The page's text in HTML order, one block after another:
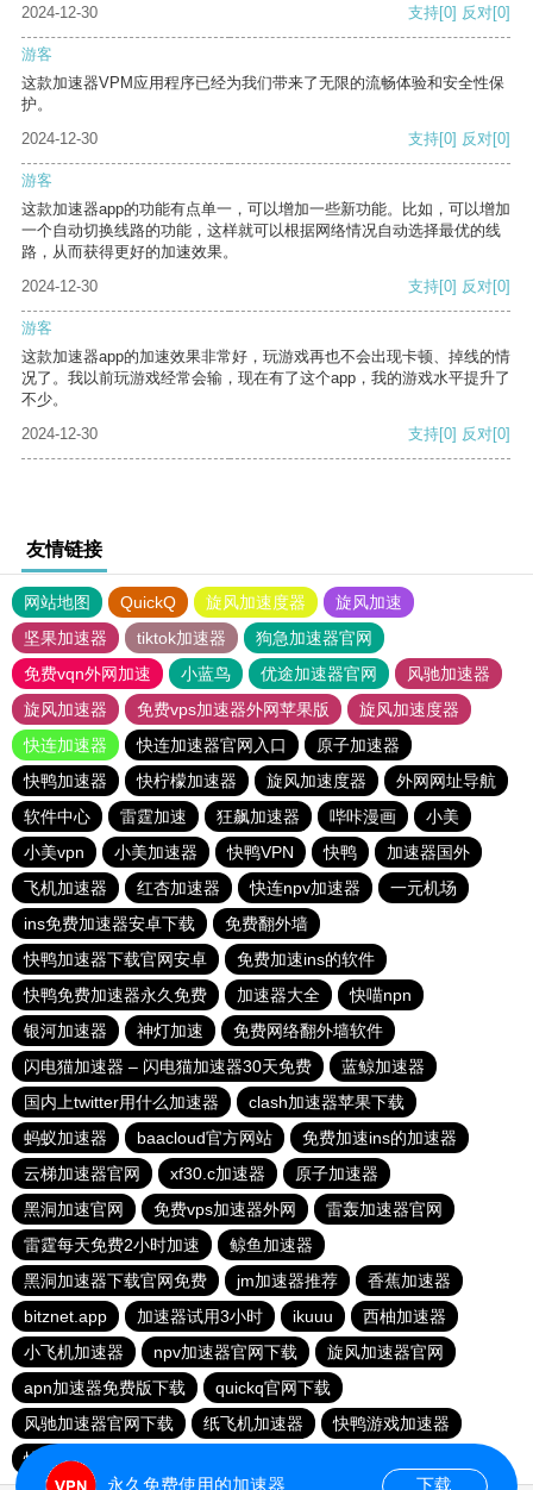
2024-12-30 支持[0] 反对[0]
游客
这款加速器VPM应用程序已经为我们带来了无限的流畅体验和安全性保
护。
2024-12-30
支持[0] 反对[0]
游客
这款加速器app的功能有点单一，可以增加一些新功能。比如，可以增加
一个自动切换线路的功能，这样就可以根据网络情况自动选择最优的线
路，从而获得更好的加速效果。
2024-12-30
支持[0] 反对[0]
游客
这款加速器app的加速效果非常好，玩游戏再也不会出现卡顿、掉线的情
况了。我以前玩游戏经常会输，现在有了这个app，我的游戏水平提升了
不少。
2024-12-30
支持[0] 反对[0]
友情链接
网站地图 QuickQ 旋风加速度器
旋风加速
坚果加速器
tiktok加速器
狗急加速器官网
免费vqn外网加速
小蓝鸟 优途加速器官网
风驰加速器
旋风加速器
免费vps加速器外网苹果版
旋风加速度器
快连加速器
快连加速器官网入口
原子加速器
快鸭加速器
快柠檬加速器 旋风加速度器
外网网址导航
软件中心
雷霆加速 狂飙加速器 哔咔漫画
小美
小美vpn
小美加速器 快鸭VPN 快鸭
加速器国外
飞机加速器
红杏加速器 快连npv加速器
一元机场
ins免费加速器安卓下载
免费翻外墙
快鸭加速器下载官网安卓
免费加速ins的软件
快鸭免费加速器永久免费
加速器大全
快喵npn
银河加速器
神灯加速
免费网络翻外墙软件
闪电猫加速器 – 闪电猫加速器30天免费
蓝鲸加速器
国内上twitter用什么加速器
clash加速器苹果下载
蚂蚁加速器
baacloud官方网站
免费加速ins的加速器
云梯加速器官网
xf30.c加速器
原子加速器
黑洞加速官网
免费vps加速器外网
雷轰加速器官网
雷霆每天免费2小时加速
鲸鱼加速器
黑洞加速器下载官网免费
jm加速器推荐
香蕉加速器
bitznet.app
加速器试用3小时 ikuuu
西柚加速器
小飞机加速器
npv加速器官网下载
旋风加速器官网
apn加速器免费版下载
quickq官网下载
风驰加速器官网下载
纸飞机加速器
快鸭游戏加速器
快鸭梯子加速器
永久免费使用的加速器 下载